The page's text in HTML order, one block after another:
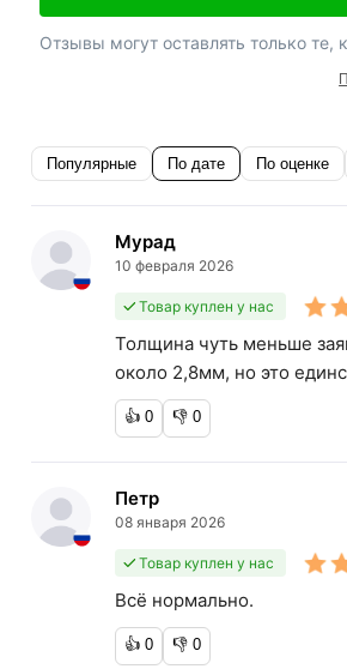
Популярные По дате По оценке
Мурад
10 февраля 2026
Товар куплен у нас
Толщина чуть меньше
около 2,8мм, но это
👍 0 👎 0
Петр
08 января 2026
Товар куплен у нас
Всё нормально.
👍 0 👎 0
Отзывы могут оставлять только те,